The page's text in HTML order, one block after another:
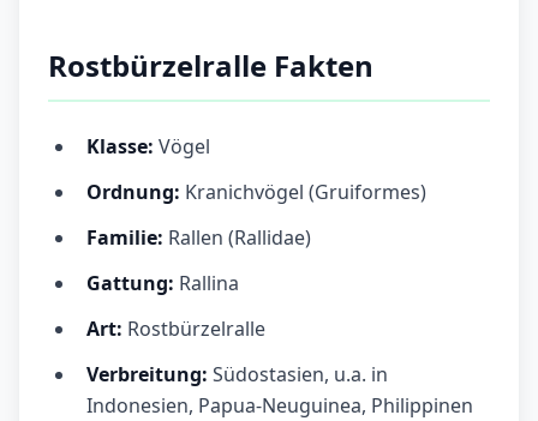
Rostbürzelralle Fakten
Klasse: Vögel
Ordnung: Kranichvögel (Gruiformes)
Familie: Rallen (Rallidae)
Gattung: Rallina
Art: Rostbürzelralle
Verbreitung: Südostasien, u.a. in
Indonesien, Papua-Neuguinea, Philippinen